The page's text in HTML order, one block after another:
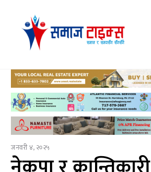
content
जनवरी ४, २०२५